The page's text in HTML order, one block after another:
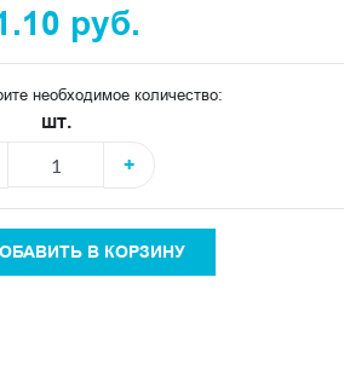
руб.
необходимое количество:
шт.
+
В КОРЗИНУ